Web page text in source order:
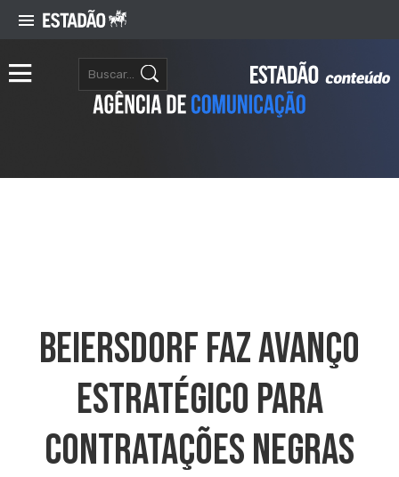
Beiersdorf Faz Avanço
Estratégico Para
Contratações Negras